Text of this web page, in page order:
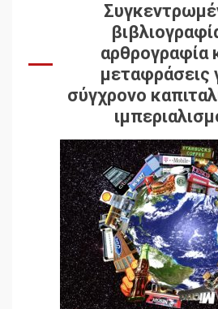
αρθρογραφία
μεταφράσεις
σύγχρονο